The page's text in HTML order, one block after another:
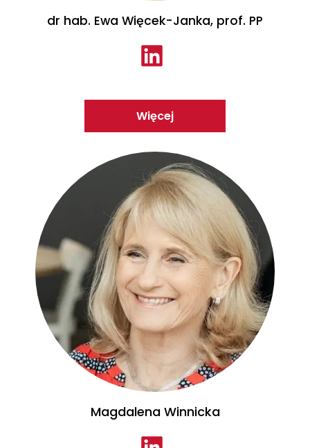
dr hab. Ewa Więcek-Janka, prof. PP
Więcej
Magdalena Winnicka